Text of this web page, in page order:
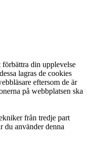
din upplevelse
lagras de cookies
eftersom de är
på webbplatsen ska
från tredje part
du använder denna